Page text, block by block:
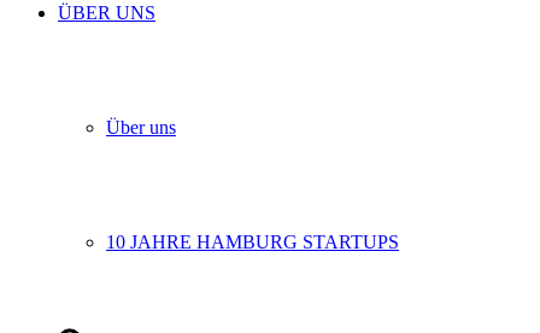
ÜBER UNS
Über uns
10 JAHRE HAMBURG STARTUPS